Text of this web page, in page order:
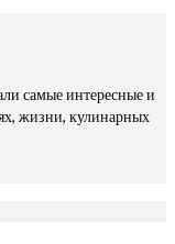
самые интересные и
жизни, кулинарных